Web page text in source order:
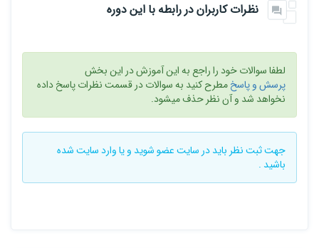
نظرات کاربران در رابطه با این دوره
لطفا سوالات خود را راجع به این آموزش در این بخش
پرسش و پاسخمطرح کنید به سوالات در قسمت نظرات پاسخ داده
نخواهد شد و آن نظر حذف میشود.
جهت ثبت نظر باید در سایتعضو شوید و یاوارد سایتشده
باشید .